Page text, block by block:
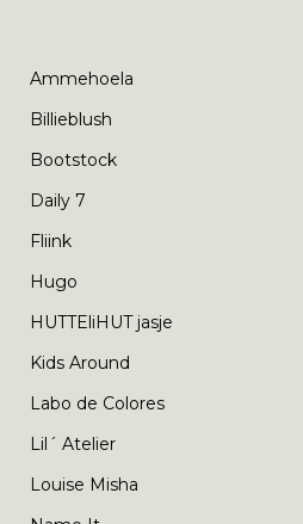
Ammehoela
Billieblush
Bootstock
Daily 7
Fliink
Hugo
HUTTEliHUT jasje
Kids Around
Labo de Colores
Lil´ Atelier
Louise Misha